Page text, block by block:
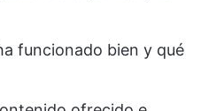
funcionado bien y qué